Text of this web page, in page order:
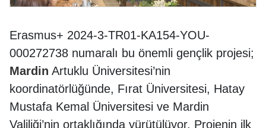
Erasmus+ 2024-3-TR01-KA154-YOU-
000272738 numaralı bu önemli gençlik projesi;
Mardin Artuklu Üniversitesi’nin
koordinatörlüğünde, Fırat Üniversitesi, Hatay
Mustafa Kemal Üniversitesi ve Mardin
Valiliği’nin ortaklığında yürütülüyor. Projenin ilk